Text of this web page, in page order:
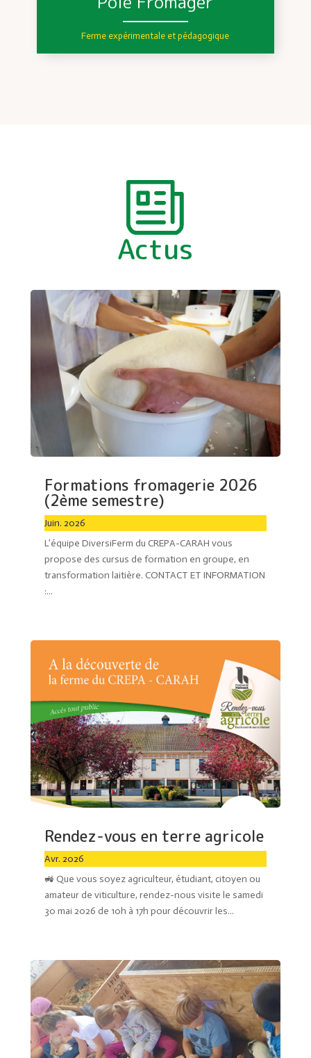
Ferme expérimentale et pédagogique
Actus
Formations fromagerie 2026
(2ème semestre)
Juin. 2026
L’équipe DiversiFerm du CREPA-CARAH vous
propose des cursus de formation en groupe, en
transformation laitière. CONTACT ET INFORMATION
:...
Rendez-vous en terre agricole
Avr. 2026
🚜 Que vous soyez agriculteur, étudiant, citoyen ou
amateur de viticulture, rendez-nous visite le samedi
30 mai 2026 de 10h à 17h pour découvrir les...